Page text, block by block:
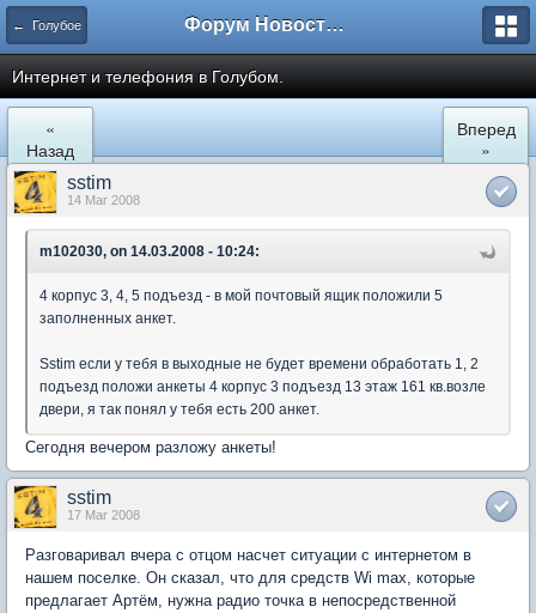
← Голубое Форум Новостройки
Интернет и телефония в Голубом.
«
Назад
Вперед
»
sstim
14 Mar 2008
m102030, on 14.03.2008 - 10:24:
4 корпус 3, 4, 5 подъезд - в мой почтовый ящик положили 5
заполненных анкет.
Sstim если у тебя в выходные не будет времени обработать 1, 2
подъезд положи анкеты 4 корпус 3 подъезд 13 этаж 161 кв.возле
двери, я так понял у тебя есть 200 анкет.
Сегодня вечером разложу анкеты!
sstim
17 Mar 2008
Разговаривал вчера с отцом насчет ситуации с интернетом в
нашем поселке. Он сказал, что для средств Wi max, которые
предлагает Артём, нужна радио точка в непосредственной